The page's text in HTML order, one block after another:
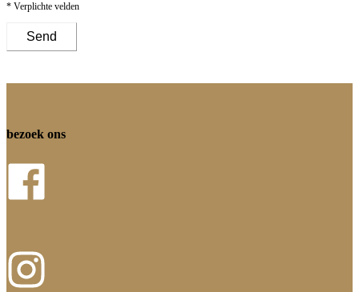
* Verplichte velden
Send
bezoek ons